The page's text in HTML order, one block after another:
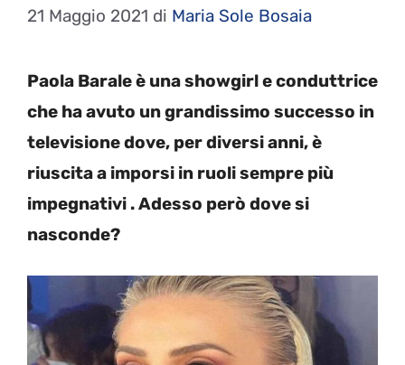
21 Maggio 2021 di Maria Sole Bosaia
Paola Barale è una showgirl e conduttrice
che ha avuto un grandissimo successo in
televisione dove, per diversi anni, è
riuscita a imporsi in ruoli sempre più
impegnativi . Adesso però dove si
nasconde?